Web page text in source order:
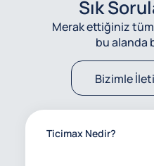
Sık
Merak ettiğiniz tüm
bu alanda
Bizimle
Ticimax Nedir?